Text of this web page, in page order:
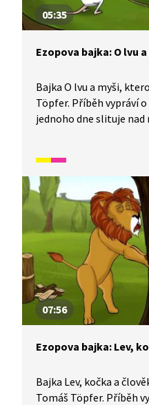
05:35
Ezopova bajka: O lvu
Bajka O lvu a myši,
Töpfer. Příběh vypráví
jednoho dne slituje nad
je vhodná také jako
češtiny pro cizince.
07:56
Ezopova bajka: Lev,
Bajka Lev, kočka a
Tomáš Töpfer. Příběh